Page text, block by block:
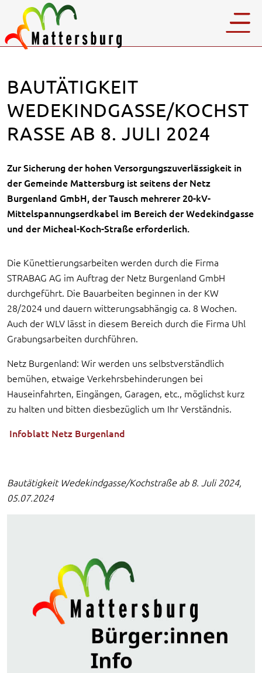
BAUTÄTIGKEIT
WEDEKINDGASSE/KOCHST
RASSE AB 8. JULI 2024
Zur Sicherung der hohen Versorgungszuverlässigkeit in
der Gemeinde Mattersburg ist seitens der Netz
Burgenland GmbH, der Tausch mehrerer 20-kV­
Mittelspannungserdkabel im Bereich der Wedekindgasse
und der Micheal-Koch-Straße erforderlich.
Die Künettierungsarbeiten werden durch die Firma
STRABAG AG im Auftrag der Netz Burgenland GmbH
durchgeführt. Die Bauarbeiten beginnen in der KW
28/2024 und dauern witterungsabhängig ca. 8 Wochen.
Auch der WLV lässt in diesem Bereich durch die Firma Uhl
Grabungsarbeiten durchführen.
Netz Burgenland: Wir werden uns selbstverständlich
bemühen, etwaige Verkehrsbehinderungen bei
Hauseinfahrten, Eingängen, Garagen, etc., möglichst kurz
zu halten und bitten diesbezüglich um Ihr Verständnis.
Infoblatt Netz Burgenland
Bautätigkeit Wedekindgasse/Kochstraße ab 8. Juli 2024,
05.07.2024